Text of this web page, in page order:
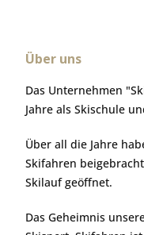
Über uns
Das Unternehmen
Jahre als Skischule
Über all die Jahre
Skifahren
Skilauf geöffnet.
Das Geheimnis